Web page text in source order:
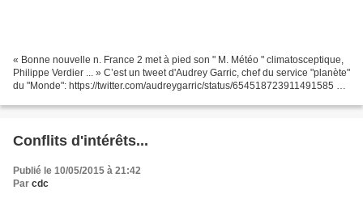
« Bonne nouvelle n. France 2 met à pied son " M. Météo " climatosceptique,
Philippe Verdier ... » C’est un tweet d'Audrey Garric, chef du service "planète"
du "Monde": https://twitter.com/audreygarric/status/654518723911491585 On
Conflits d'intérêts...
Publié le 10/05/2015 à 21:42
Par cdc